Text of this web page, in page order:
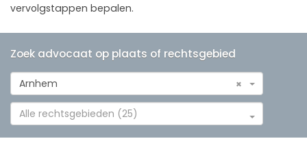
vervolgstappen bepalen.
Zoek advocaat op plaats of rechtsgebied
×
Arnhem
Alle rechtsgebieden (25)